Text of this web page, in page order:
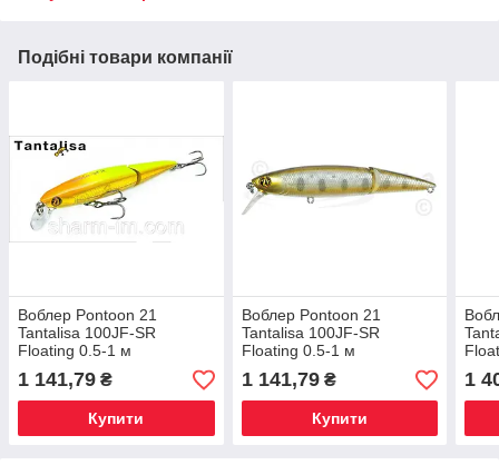
Подібні товари компанії
Воблер Pontoon 21
Tantalisa 100JF-SR
Floating 0.5-1 м
1 141,79 ₴
Купити
Воблер Pontoon 21
Tantalisa 100JF-SR
Floating 0.5-1 м
1 141,79₴
Купити
1